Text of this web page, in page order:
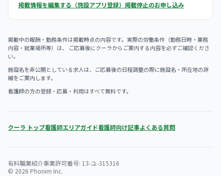
掲載情報を編集する（施設アプリ登録） 掲載停止のお申し込み
掲載中の報酬・勤務条件は掲載時点の内容です。実際の労働条件（勤務日時・業務
内容・就業場所等）は、 ご応募後にクーラからご案内する内容を必ずご確認くださ
い。
施設名を非公開としている求人は、ご応募後の日程調整の際に施設名・所在地の詳
細をご案内します。
看護師の方の登録・応募・利用はすべて無料です。
クーラ トップ看護師エリアガイド看護師向け記事よくある質問
有料職業紹介事業許可番号: 13-ユ-315316
© 2026 Phonim Inc.